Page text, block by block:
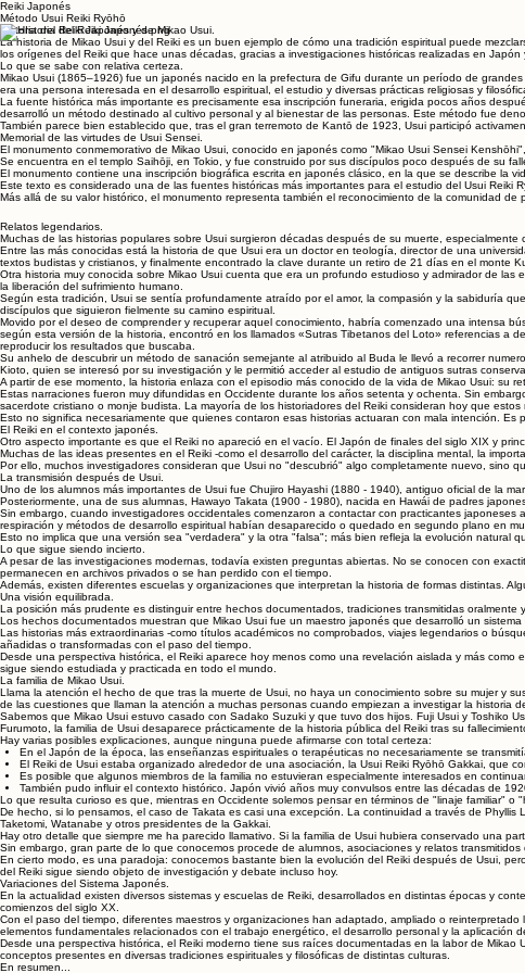
Reiki Japonés
Método Usui Reiki Ryōhō
Historia del Reiki Japonés y de Mikao Usui.
La historia de Mikao Usui y del Reiki es un buen ejemplo de cómo una tradición espiritual puede
los orígenes del Reiki que hace unas décadas, gracias a investigaciones históricas realizadas en
Lo que se sabe con relativa certeza.
Mikao Usui (1865–1926) fue un japonés nacido en la prefectura de Gifu durante un período de
era una persona interesada en el desarrollo espiritual, el estudio y diversas prácticas religiosas y
La fuente histórica más importante es precisamente esa inscripción funeraria, erigida pocos años
desarrolló un método destinado al cultivo personal y al bienestar de las personas. Este método fue
También parece bien establecido que, tras el gran terremoto de Kantō de 1923, Usui participó
Memorial de las virtudes de Usui Sensei.
El monumento conmemorativo de Mikao Usui, conocido en japonés como "Mikao Usui Sensei
Se encuentra en el templo Saihōji, en Tokio, y fue construido por sus discípulos poco después de su
El monumento contiene una inscripción biográfica escrita en japonés clásico, en la que se describe la
Este texto es considerado una de las fuentes históricas más importantes para el estudio del Usui
Más allá de su valor histórico, el monumento representa también el reconocimiento de la comunidad
Relatos legendarios.
Muchas de las historias populares sobre Usui surgieron décadas después de su muerte, especialmente
Entre las más conocidas está la historia de que Usui era un doctor en teología, director de una
textos budistas y cristianos, y finalmente encontrado la clave durante un retiro de 21 días en el monte
Otra historia muy conocida sobre Mikao Usui cuenta que era un profundo estudioso y admirador de
la liberación del sufrimiento humano.
Según esta tradición, Usui se sentía profundamente atraído por el amor, la compasión y la sabiduría
discípulos que siguieron fielmente su camino espiritual.
Movido por el deseo de comprender y recuperar aquel conocimiento, habría comenzado una intensa
según esta versión de la historia, encontró en los llamados «Sutras Tibetanos del Loto» referencias a
reproducir los resultados que buscaba.
Su anhelo de descubrir un método de sanación semejante al atribuido al Buda le llevó a recorrer
Kioto, quien se interesó por su investigación y le permitió acceder al estudio de antiguos sutras
A partir de ese momento, la historia enlaza con el episodio más conocido de la vida de Mikao Usui: su
Estas narraciones fueron muy difundidas en Occidente durante los años setenta y ochenta. Sin
sacerdote cristiano o monje budista. La mayoría de los historiadores del Reiki consideran hoy que
Esto no significa necesariamente que quienes contaron esas historias actuaran con mala intención.
El Reiki en el contexto japonés.
Otro aspecto importante es que el Reiki no apareció en el vacío. El Japón de finales del siglo XIX y
Muchas de las ideas presentes en el Reiki -como el desarrollo del carácter, la disciplina mental, la
Por ello, muchos investigadores consideran que Usui no "descubrió" algo completamente nuevo, sino
La transmisión después de Usui.
Uno de los alumnos más importantes de Usui fue Chujiro Hayashi (1880 - 1940), antiguo oficial de la
Posteriormente, una de sus alumnas, Hawayo Takata (1900 - 1980), nacida en Hawái de padres
Sin embargo, cuando investigadores occidentales comenzaron a contactar con practicantes
respiración y métodos de desarrollo espiritual habían desaparecido o quedado en segundo plano en
Esto no implica que una versión sea "verdadera" y la otra "falsa"; más bien refleja la evolución natural
Lo que sigue siendo incierto.
A pesar de las investigaciones modernas, todavía existen preguntas abiertas. No se conocen con
permanecen en archivos privados o se han perdido con el tiempo.
Además, existen diferentes escuelas y organizaciones que interpretan la historia de formas distintas.
Una visión equilibrada.
La posición más prudente es distinguir entre hechos documentados, tradiciones transmitidas oralmente
Los hechos documentados muestran que Mikao Usui fue un maestro japonés que desarrolló un
Las historias más extraordinarias -como títulos académicos no comprobados, viajes legendarios o
añadidas o transformadas con el paso del tiempo.
Desde una perspectiva histórica, el Reiki aparece hoy menos como una revelación aislada y más
sigue siendo estudiada y practicada en todo el mundo.
La familia de Mikao Usui.
Llama la atención el hecho de que tras la muerte de Usui, no haya un conocimiento sobre su mujer y
de las cuestiones que llaman la atención a muchas personas cuando empiezan a investigar la historia
Sabemos que Mikao Usui estuvo casado con Sadako Suzuki y que tuvo dos hijos. Fuji Usui y Toshiko
Furumoto, la familia de Usui desaparece prácticamente de la historia pública del Reiki tras su
Hay varias posibles explicaciones, aunque ninguna puede afirmarse con total certeza:
En el Japón de la época, las enseñanzas espirituales o terapéuticas no necesariamente se
El Reiki de Usui estaba organizado alrededor de una asociación, la Usui Reiki Ryōhō Gakkai, que
Es posible que algunos miembros de la familia no estuvieran especialmente interesados en
También pudo influir el contexto histórico. Japón vivió años muy convulsos entre las décadas de
Lo que resulta curioso es que, mientras en Occidente solemos pensar en términos de "linaje familiar"
De hecho, si lo pensamos, el caso de Takata es casi una excepción. La continuidad a través de
Taketomi, Watanabe y otros presidentes de la Gakkai.
Hay otro detalle que siempre me ha parecido llamativo. Si la familia de Usui hubiera conservado una
Sin embargo, gran parte de lo que conocemos procede de alumnos, asociaciones y relatos
En cierto modo, es una paradoja: conocemos bastante bien la evolución del Reiki después de Usui,
del Reiki sigue siendo objeto de investigación y debate incluso hoy.
Variaciones del Sistema Japonés.
En la actualidad existen diversos sistemas y escuelas de Reiki, desarrollados en distintas épocas y
comienzos del siglo XX.
Con el paso del tiempo, diferentes maestros y organizaciones han adaptado, ampliado o
elementos fundamentales relacionados con el trabajo energético, el desarrollo personal y la aplicación
Desde una perspectiva histórica, el Reiki moderno tiene sus raíces documentadas en la labor de
conceptos presentes en diversas tradiciones espirituales y filosóficas de distintas culturas.
En resumen...